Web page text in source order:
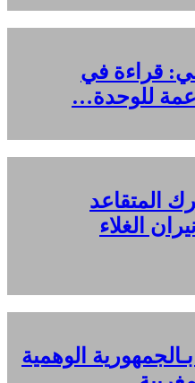
قراءة في
للوحدة…
هل يُترك المتقاعد
الغلاء
الوهمية